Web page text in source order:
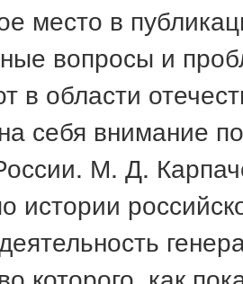
место в
вопросы и
в области
себя внимание
М. Д.
истории